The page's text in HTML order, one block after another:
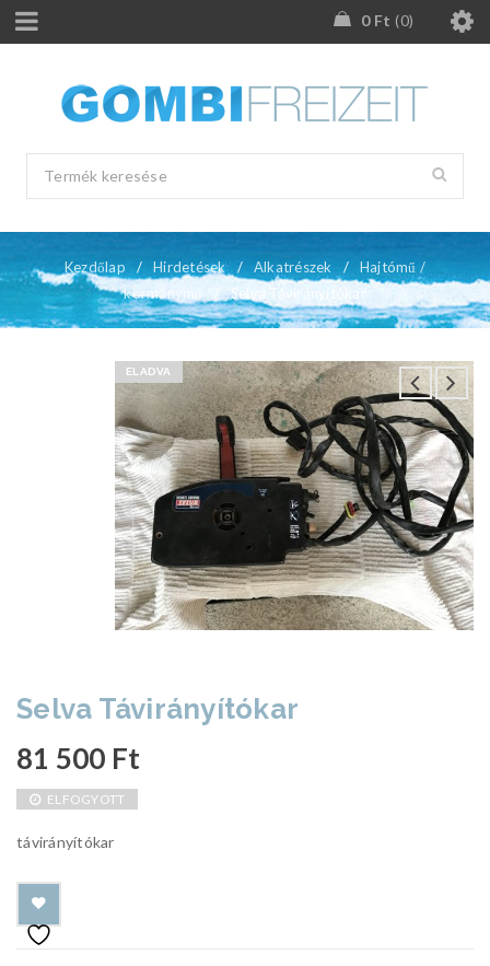
0 Ft 0
Kezdőlap / Hirdetések / Alkatrészek /
Hajtómű /
kormánymű
/ Selva Távirányítókar
ELADVA
Selva Távirányítókar
81 500 Ft
ELFOGYOTT
távirányítókar